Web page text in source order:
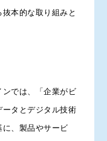
本的な取り組みと
では、「企業がビ
タとデジタル技術
、製品やサービ